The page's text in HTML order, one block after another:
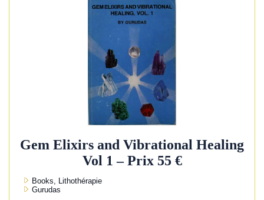
Gem Elixirs and Vibrational Healing
Vol 1 – Prix 55 €
Books, Lithothérapie
Gurudas